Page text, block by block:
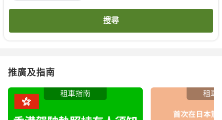
搜尋
推廣及指南